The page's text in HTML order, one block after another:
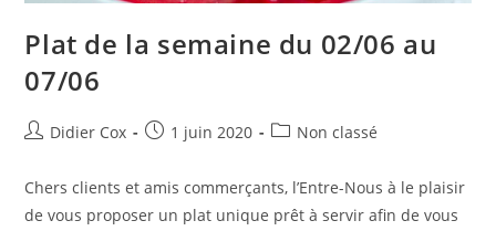
Plat de la semaine du 02/06 au
07/06
Didier Cox 1 juin 2020 Non classé
Chers clients et amis commerçants, l’Entre-Nous à le plaisir
de vous proposer un plat unique prêt à servir afin de vous